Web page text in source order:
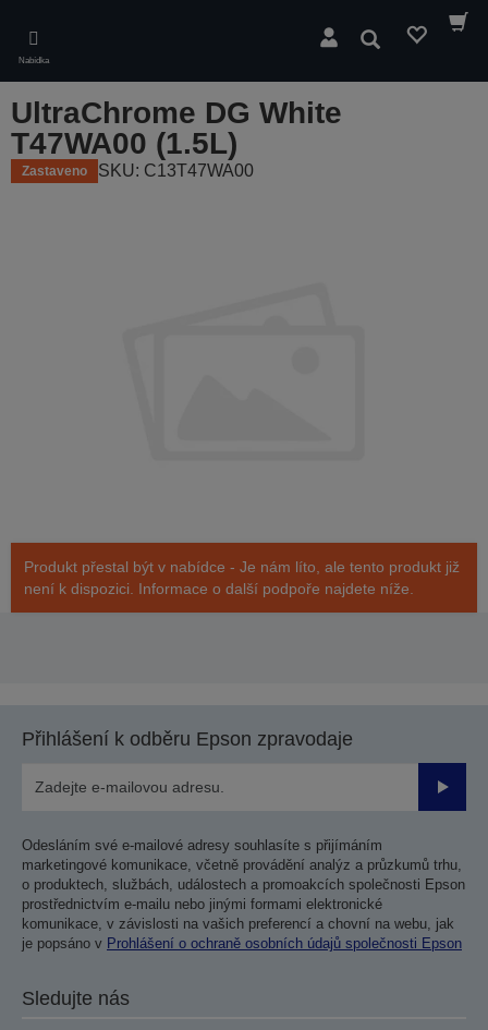
main
content
Nabídka
Hledat
UltraChrome DG White
T47WA00 (1.5L)
Zastaveno SKU: C13T47WA00
Produkt přestal být v nabídce - Je nám líto, ale tento produkt již
není k dispozici. Informace o další podpoře najdete níže.
Přihlášení k odběru Epson zpravodaje
Odesláním své e-mailové adresy souhlasíte s přijímáním
marketingové komunikace, včetně provádění analýz a průzkumů trhu,
o produktech, službách, událostech a promoakcích společnosti Epson
prostřednictvím e-mailu nebo jinými formami elektronické
komunikace, v závislosti na vašich preferencí a chovní na webu, jak
je popsáno v Prohlášení o ochraně osobních údajů společnosti Epson
Sledujte nás